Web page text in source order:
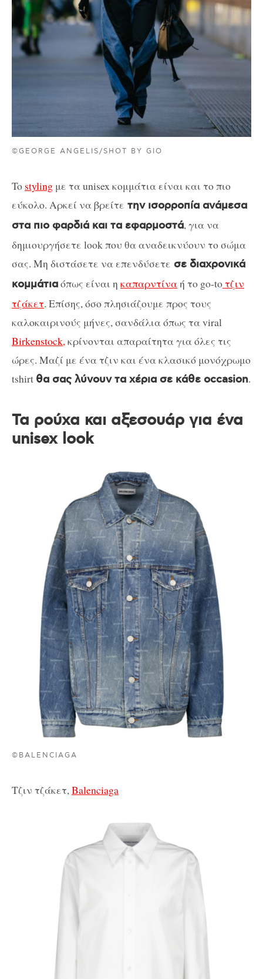
©GEORGE ANGELIS/SHOT BY GIO
To styling με τα unisex κομμάτια είναι και το πιο
εύκολο. Αρκεί να βρείτε την ισορροπία ανάμεσα
στα πιο φαρδιά και τα εφαρμοστά, για να
δημιουργήσετε look που θα αναδεικνύουν το σώμα
σας. Μη διστάσετε να επενδύσετε σε διαχρονικά
κομμάτιαόπως είναι η καπαρντίναή το go-toτζιν
τζάκετ. Επίσης, όσο πλησιάζουμε προς τους
καλοκαιρινούς μήνες, σανδάλια όπως τα viral
Birkenstock,κρίνονται απαραίτητα για όλες τις
ώρες. Μαζί με ένα τζιν και ένα κλασικό μονόχρωμo
tshirt θα σας λύνουν τα χέρια σε κάθε occasion.
Τα ρούχα και αξεσουάρ για ένα
unisex look
©BALENCIAGA
Τζιν τζάκετ,Balenciaga